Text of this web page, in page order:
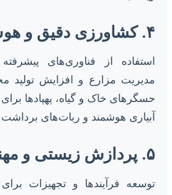
۴. کشاورزی دقیق و هوشمند
استفاده از فناوری‌های
مدیریت مزارع و افزایش تولید
حسگرهای خاک و گیاه، پهپادها
آبیاری هوشمند و ربات‌های
۵. پردازش زیستی و مهندسی مواد
توسعه فرآیندها و تجهیزات